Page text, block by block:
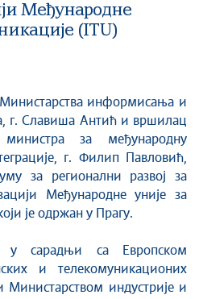
Међународне
(ITU)
информисања и
г. Славиша Антић и вршилац
за међународну
г. Филип Павловић,
за регионални развој за
Међународне уније за
је одржан у Прагу.
у сарадњи са Европском
и телекомуникационих
Министарством индустрије и